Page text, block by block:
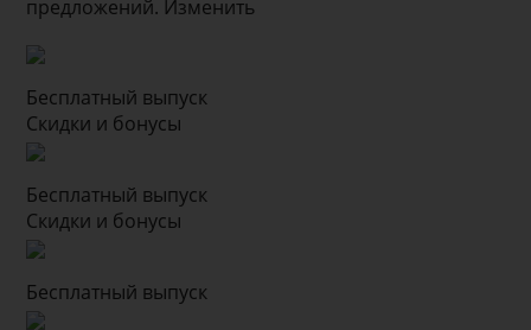
предложений. Изменить
Бесплатный выпуск
Скидки и бонусы
Бесплатный выпуск
Скидки и бонусы
Бесплатный выпуск